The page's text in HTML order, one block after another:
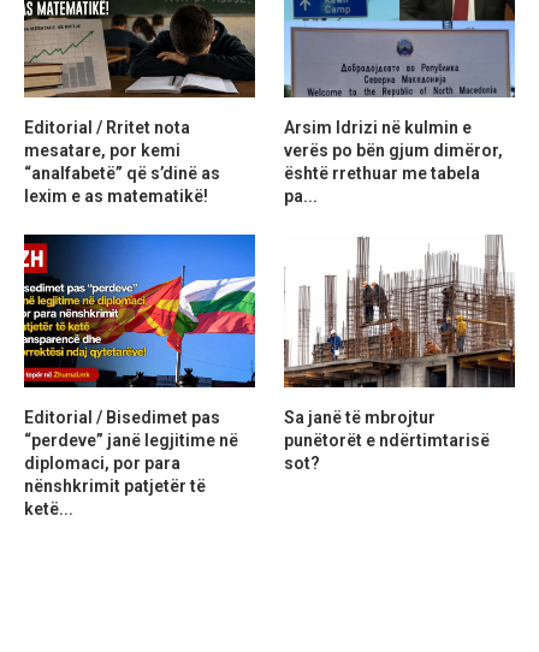
Editorial / Rritet nota
mesatare, por kemi
“analfabetë” që s’dinë as
lexim e as matematikë!
Arsim Idrizi në kulmin e
verës po bën gjum dimëror,
është rrethuar me tabela
pa...
Editorial / Bisedimet pas
“perdeve” janë legjitime në
diplomaci, por para
nënshkrimit patjetër të
ketë...
Sa janë të mbrojtur
punëtorët e ndërtimtarisë
sot?